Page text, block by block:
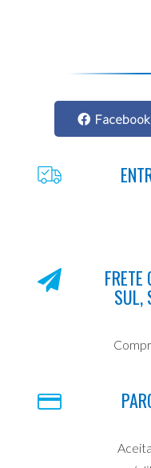
Facebook
SUL,